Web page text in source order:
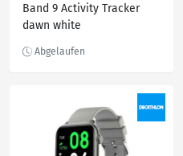
Band 9 Activity Tracker
dawn white